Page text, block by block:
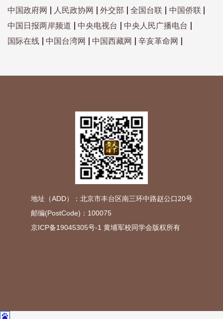
中国政府网
人民政协网 外交部 全国台联
中国侨联
中国日报两岸频道
中央电视台
中央人民广播电台
国际在线
中国台湾网 中国西藏网 辛亥革命网
地址（ADD）：北京市丰台区南三环中路赵公口20号
邮编(PostCode)：100075
京ICP备19045305号-1 黄埔军校同学会版权所有